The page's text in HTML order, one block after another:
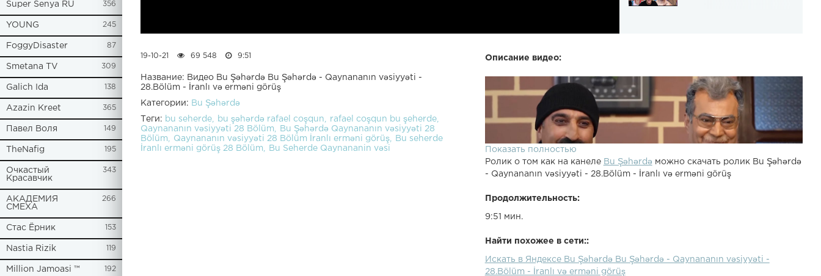
Super Senya RU 356
YOUNG 245
FoggyDisaster 87
Smetana TV 309
Galich Ida 138
Azazin Kreet 365
Павел Воля 149
TheNafig 195
Очкастый
Красавчик
343
АКАДЕМИЯ
СМЕХА
266
Стас Ёрник 153
Nastia Rizik 119
Million Jamoasi ™ 192
Описание видео:
Показать полностью
Ролик о том как на канеле Bu Şəhərdə можно скачать ролик Bu Şəhərdə
- Qaynananın vəsiyyəti - 28.Bölüm - İranlı və erməni görüş
Продолжительность:
9:51 мин.
Найти похожее в сети::
Искать в Яндексе Bu Şəhərdə Bu Şəhərdə - Qaynananın vəsiyyəti -
28.Bölüm - İranlı və erməni görüş
19-10-21 69 548 9:51
Название: Видео Bu Şəhərdə Bu Şəhərdə - Qaynananın vəsiyyəti -
28.Bölüm - İranlı və erməni görüş
Категории: Bu Şəhərdə
Теги: bu seherde bu şəhərdə rafael coşqun
rafael coşqun bu şeherde
Qaynananın vəsiyyəti 28 Bölüm
Bu Şəhərdə Qaynananın vəsiyyəti 28
Bölüm
Qaynananın vəsiyyəti 28 Bölüm İranlı erməni görüş
Bu seherde
İranlı erməni görüş 28 Bölüm
Bu Seherde Qaynananin vəsi